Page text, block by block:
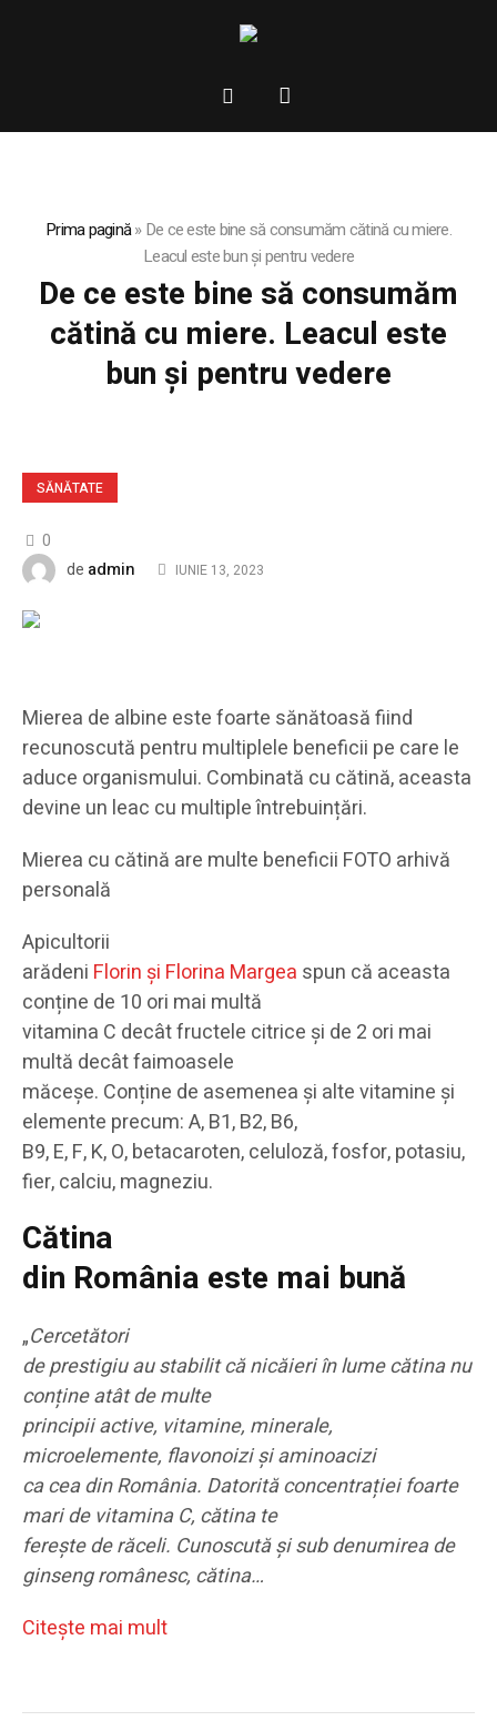
Prima pagină»De ce este bine să consumăm cătină cu miere.
Leacul este bun și pentru vedere
De ce este bine să consumăm
cătină cu miere. Leacul este
bun și pentru vedere
SĂNĂTATE
0
de admin IUNIE 13, 2023
Mierea de albine este foarte sănătoasă fiind
recunoscută pentru multiplele beneficii pe care le
aduce organismului. Combinată cu cătină, aceasta
devine un leac cu multiple întrebuințări.
Mierea cu cătină are multe beneficii FOTO arhivă
personală
Apicultorii
arădeni Florin și Florina Margea spun că aceasta
conține de 10 ori mai multă
vitamina C decât fructele citrice și de 2 ori mai
multă decât faimoasele
măceșe. Conține de asemenea și alte vitamine și
elemente precum: A, B1, B2, B6,
B9, E, F, K, O, betacaroten, celuloză, fosfor, potasiu,
fier, calciu, magneziu.
Cătina
din România este mai bună
„Cercetători
de prestigiu au stabilit că nicăieri în lume cătina nu
conține atât de multe
principii active, vitamine, minerale,
microelemente, flavonoizi și aminoacizi
ca cea din România. Datorită concentrației foarte
mari de vitamina C, cătina te
ferește de răceli. Cunoscută și sub denumirea de
ginseng românesc, cătina…
Citeşte mai mult